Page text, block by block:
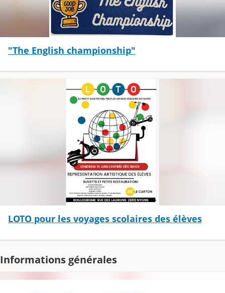
"The English championship"
LOTO pour les voyages scolaires des élèves
Informations générales